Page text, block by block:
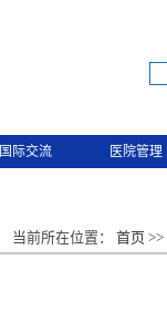
国际交流 医院管理
当前所在位置： 首页 >>